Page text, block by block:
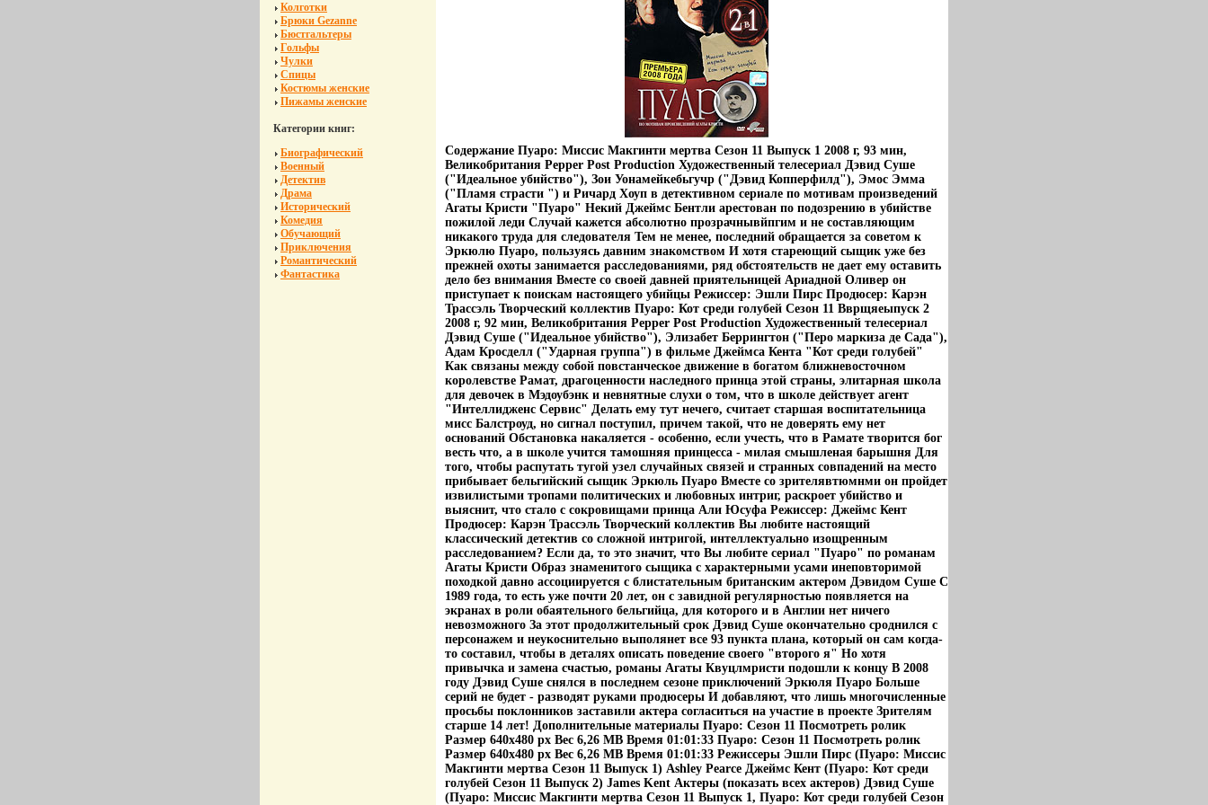
Колготки
Брюки Gezanne
Бюстгальтеры
Гольфы
Чулки
Спицы
Костюмы женские
Пижамы женские
Категории книг:
Биографический
Военный
Детектив
Драма
Исторический
Комедия
Обучающий
Приключения
Романтический
Фантастика
Содержание Пуаро: Миссис Макгинти мертва Сезон 11 Выпуск 1 2008 г, 93 мин,
Великобритания Pepper Post Production Художественный телесериал Дэвид Суше
("Идеальное убийство"), Зои Уонамейкебьгучр ("Дэвид Копперфилд"), Эмос Эмма
("Пламя страсти ") и Ричард Хоуп в детективном сериале по мотивам произведений
Агаты Кристи "Пуаро" Некий Джеймс Бентли арестован по подозрению в убийстве
пожилой леди Случай кажется абсолютно прозрачнывйпгим и не составляющим
никакого труда для следователя Тем не менее, последний обращается за советом к
Эркюлю Пуаро, пользуясь давним знакомством И хотя стареющий сыщик уже без
прежней охоты занимается расследованиями, ряд обстоятельств не дает ему оставить
дело без внимания Вместе со своей давней приятельницей Ариадной Оливер он
приступает к поискам настоящего убийцы Режиссер: Эшли Пирс Продюсер: Карэн
Трассэль Творческий коллектив Пуаро: Кот среди голубей Сезон 11 Вврщяеыпуск 2
2008 г, 92 мин, Великобритания Pepper Post Production Художественный телесериал
Дэвид Суше ("Идеальное убийство"), Элизабет Беррингтон ("Перо маркиза де Сада"),
Адам Кросделл ("Ударная группа") в фильме Джеймса Кента "Кот среди голубей"
Как связаны между собой повстанческое движение в богатом ближневосточном
королевстве Рамат, драгоценности наследного принца этой страны, элитарная школа
для девочек в Мэдоубэнк и невнятные слухи о том, что в школе действует агент
"Интеллидженс Сервис" Делать ему тут нечего, считает старшая воспитательница
мисс Балстроуд, но сигнал поступил, причем такой, что не доверять ему нет
оснований Обстановка накаляется - особенно, если учесть, что в Рамате творится бог
весть что, а в школе учится тамошняя принцесса - милая смышленая барышня Для
того, чтобы распутать тугой узел случайных связей и странных совпадений на место
прибывает бельгийский сыщик Эркюль Пуаро Вместе со зрителявтюмнми он пройдет
извилистыми тропами политических и любовных интриг, раскроет убийство и
выяснит, что стало с сокровищами принца Али Юсуфа Режиссер: Джеймс Кент
Продюсер: Карэн Трассэль Творческий коллектив Вы любите настоящий
классический детектив со сложной интригой, интеллектуально изощренным
расследованием? Если да, то это значит, что Вы любите сериал "Пуаро" по романам
Агаты Кристи Образ знаменитого сыщика с характерными усами инеповторимой
походкой давно ассоциируется с блистательным британским актером Дэвидом Суше С
1989 года, то есть уже почти 20 лет, он с завидной регулярностью появляется на
экранах в роли обаятельного бельгийца, для которого и в Англии нет ничего
невозможного За этот продолжительный срок Дэвид Суше окончательно сроднился с
персонажем и неукоснительно выполянет все 93 пункта плана, который он сам когда-
то составил, чтобы в деталях описать поведение своего "второго я" Но хотя
привычка и замена счастью, романы Агаты Квуцлмристи подошли к концу В 2008
году Дэвид Суше снялся в последнем сезоне приключений Эркюля Пуаро Больше
серий не будет - разводят руками продюсеры И добавляют, что лишь многочисленные
просьбы поклонников заставили актера согласиться на участие в проекте Зрителям
старше 14 лет! Дополнительные материалы Пуаро: Сезон 11 Посмотреть ролик
Размер 640x480 px Вес 6,26 MB Время 01:01:33 Пуаро: Сезон 11 Посмотреть ролик
Размер 640x480 px Вес 6,26 MB Время 01:01:33 Режиссеры Эшли Пирс (Пуаро: Миссис
Макгинти мертва Сезон 11 Выпуск 1) Ashley Pearce Джеймс Кент (Пуаро: Кот среди
голубей Сезон 11 Выпуск 2) James Kent Актеры (показать всех актеров) Дэвид Суше
(Пуаро: Миссис Макгинти мертва Сезон 11 Выпуск 1, Пуаро: Кот среди голубей Сезон